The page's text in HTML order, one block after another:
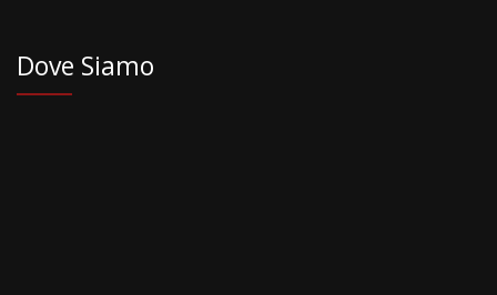
Dove Siamo